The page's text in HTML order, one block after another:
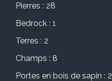
Pierres : 28
Bedrock : 1
Terres : 2
Champs : 8
Portes en bois de sapin : 2